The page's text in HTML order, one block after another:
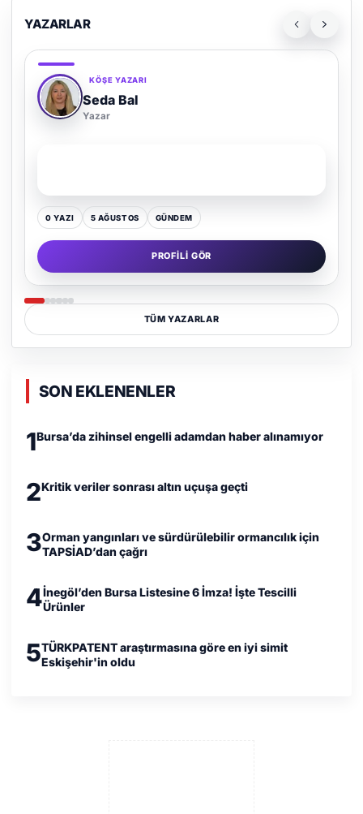
YAZARLAR
KÖŞE YAZARI
Seda Bal
Yazar
0 YAZI 5 AĞUSTOS GÜNDEM
PROFILI GÖR
TÜM YAZARLAR
SON EKLENENLER
1Bursa’da zihinsel engelli adamdan haber alınamıyor
2Kritik veriler sonrası altın uçuşa geçti
3Orman yangınları ve sürdürülebilir ormancılık için
TAPSİAD’dan çağrı
4İnegöl’den Bursa Listesine 6 İmza! İşte Tescilli
Ürünler
5TÜRKPATENT araştırmasına göre en iyi simit
Eskişehir'in oldu